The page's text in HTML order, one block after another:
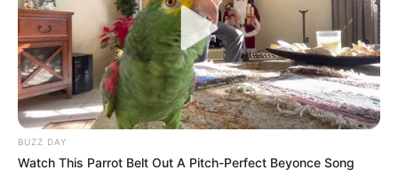
BUZZ DAY
Watch This Parrot Belt Out A Pitch-Perfect Beyonce Song